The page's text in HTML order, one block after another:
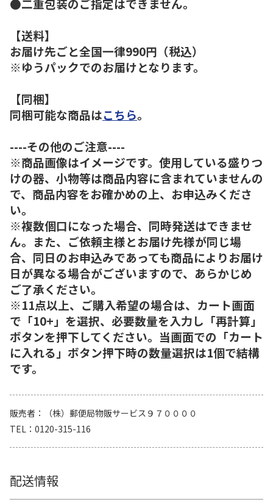
【送料】
お届け先ごと全国一律990円（税込）
※ゆうパックでのお届けとなります。
【同梱】
同梱可能な商品はこちら。
----その他のご注意----
※商品画像はイメージです。使用している盛りつ
けの器、小物等は商品内容に含まれていませんの
で、商品内容をお確かめの上、お申込みくださ
い。
※複数個口になった場合、同時発送はできませ
ん。また、ご依頼主様とお届け先様が同じ場
合、同日のお申込みであっても商品によりお届け
日が異なる場合がございますので、あらかじめ
ご了承ください。
※11点以上、ご購入希望の場合は、カート画面
で「10+」を選択、必要数量を入力し「再計算」
ボタンを押下してください。当画面での「カート
に入れる」ボタン押下時の数量選択は1個で結構
です。
販売者
（株）郵便局物販サービス９７００００
TEL
0120-315-116
配送情報